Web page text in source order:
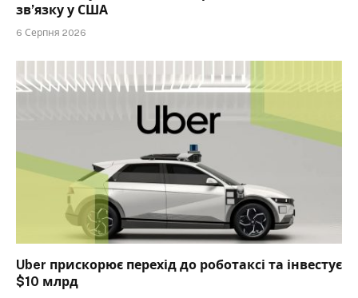
зв’язку у США
6 Серпня 2026
Uber прискорює перехід до роботаксі та інвестує
$10 млрд